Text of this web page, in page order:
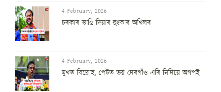
4 February, 2026
চৰকাৰ ভাঙি দিয়াৰ হুংকাৰ অখিলৰ
4 February, 2026
মুখত বিদ্ৰোহ, পেটত ভয় দেৰগাঁও এৰি নিদিয়ে অগপই